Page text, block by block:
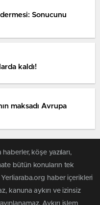
Sonucunu
kaldı!
maksadı Avrupa
köşe yazıları,
bütün konuların tek
haber içerikleri
kanuna aykırı ve izinsiz
Aykırı işlem